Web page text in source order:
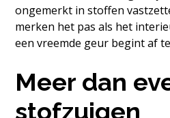
ongemerkt in stoffen
merken het pas als het
een vreemde geur begint af
Meer dan
stofzuigen